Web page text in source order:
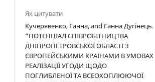
Як цитувати
Кучерявенко, Ганна, and Ганна Дугінець.
“ПОТЕНЦІАЛ СПІВРОБІТНИЦТВА
ДНІПРОПЕТРОВСЬКОЇ ОБЛАСТІ З
ЄВРОПЕЙСЬКИМИ КРАЇНАМИ В УМОВАХ
РЕАЛІЗАЦІЇ УГОДИ ЩОДО
ПОГЛИБЛЕНОЇ ТА ВСЕОХОПЛЮЮЧОЇ